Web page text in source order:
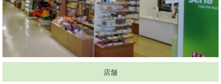
店舗